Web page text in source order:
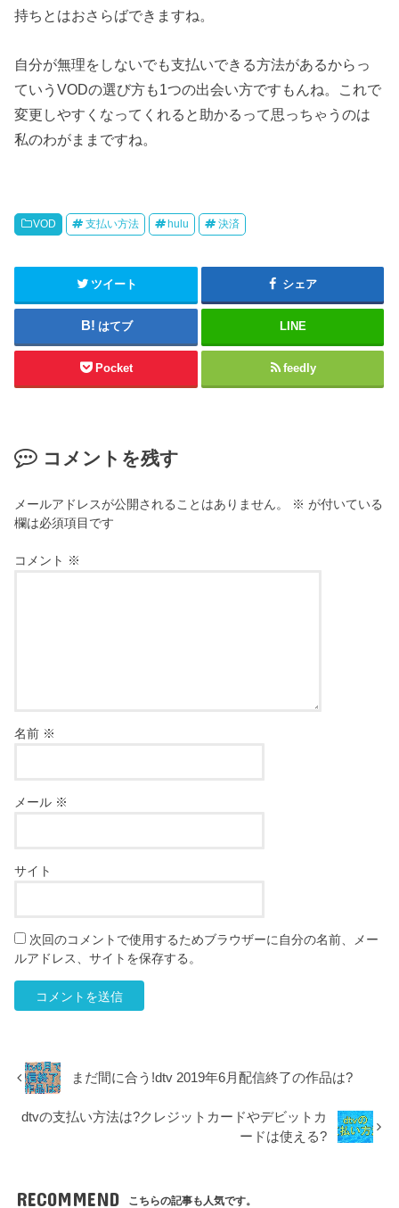
持ちとはおさらばできますね。
自分が無理をしないでも支払いできる方法があるからっ
ていうVODの選び方も1つの出会い方ですもんね。これで
変更しやすくなってくれると助かるって思っちゃうのは
私のわがままですね。
VOD 支払い方法 hulu 決済
ツイート シェア
はてブ LINE
Pocket feedly
コメントを残す
メールアドレスが公開されることはありません。 ※ が付いている
欄は必須項目です
コメント ※
名前 ※
メール ※
サイト
次回のコメントで使用するためブラウザーに自分の名前、メー
ルアドレス、サイトを保存する。
まだ間に合う!dtv 2019年6月配信終了の作品は?
dtvの支払い方法は?クレジットカードやデビットカ
ードは使える?
RECOMMEND こちらの記事も人気です。